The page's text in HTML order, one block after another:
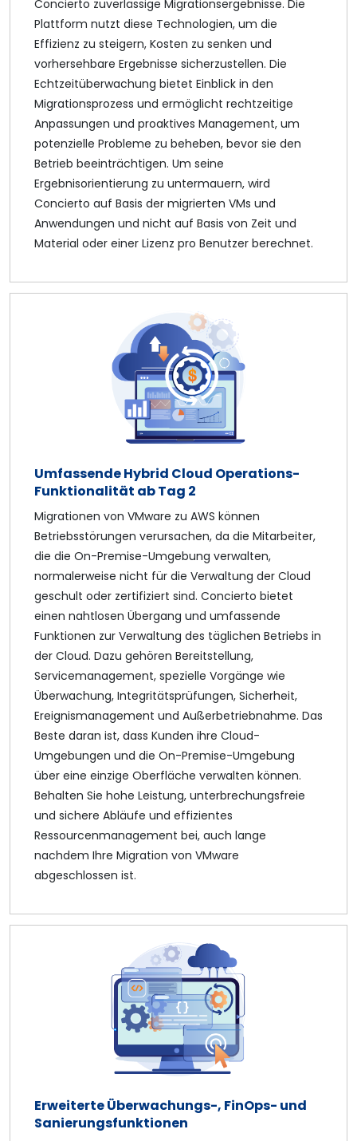
Concierto zuverlässige Migrationsergebnisse. Die
Plattform nutzt diese Technologien, um die
Effizienz zu steigern, Kosten zu senken und
vorhersehbare Ergebnisse sicherzustellen. Die
Echtzeitüberwachung bietet Einblick in den
Migrationsprozess und ermöglicht rechtzeitige
Anpassungen und proaktives Management, um
potenzielle Probleme zu beheben, bevor sie den
Betrieb beeinträchtigen. Um seine
Ergebnisorientierung zu untermauern, wird
Concierto auf Basis der migrierten VMs und
Anwendungen und nicht auf Basis von Zeit und
Material oder einer Lizenz pro Benutzer berechnet.
Umfassende Hybrid Cloud Operations-
Funktionalität ab Tag 2
Migrationen von VMware zu AWS können
Betriebsstörungen verursachen, da die Mitarbeiter,
die die On-Premise-Umgebung verwalten,
normalerweise nicht für die Verwaltung der Cloud
geschult oder zertifiziert sind. Concierto bietet
einen nahtlosen Übergang und umfassende
Funktionen zur Verwaltung des täglichen Betriebs in
der Cloud. Dazu gehören Bereitstellung,
Servicemanagement, spezielle Vorgänge wie
Überwachung, Integritätsprüfungen, Sicherheit,
Ereignismanagement und Außerbetriebnahme. Das
Beste daran ist, dass Kunden ihre Cloud-
Umgebungen und die On-Premise-Umgebung
über eine einzige Oberfläche verwalten können.
Behalten Sie hohe Leistung, unterbrechungsfreie
und sichere Abläufe und effizientes
Ressourcenmanagement bei, auch lange
nachdem Ihre Migration von VMware
abgeschlossen ist.
Erweiterte Überwachungs-, FinOps- und
Sanierungsfunktionen